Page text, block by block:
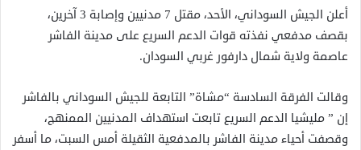
أعلن الجيش السوداني، الأحد، مقتل 7 مدنيين وإصابة 3 آخرين،
بقصف مدفعي نفذته قوات الدعم السريع على مدينة الفاشر
عاصمة ولاية شمال دارفور غربي السودان.
وقالت الفرقة السادسة “مشاة” التابعة للجيش السوداني بالفاشر
إن ” مليشيا الدعم السريع تابعت استهداف المدنيين الممنهج،
وقصفت أحياء مدينة الفاشر بالمدفعية الثقيلة أمس السبت، ما أسفر